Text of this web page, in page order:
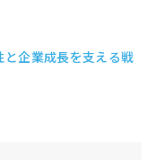
企業成長を支える戦